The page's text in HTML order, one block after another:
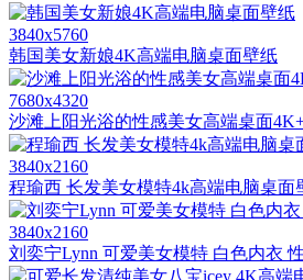
3840x5760
韩国美女新娘4K高端电脑桌面壁纸
7680x4320
沙滩上阳光浴的性感美女高端桌面
3840x2160
程瑜西 长发美女模特4k高端电脑桌面
3840x2160
刘奕宁Lynn 可爱美女模特 白色内衣